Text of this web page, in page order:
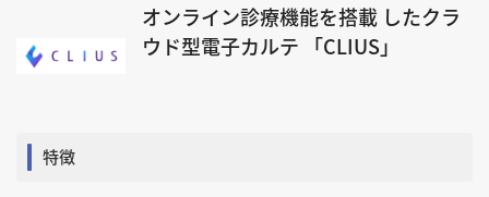
オンライン診療機能を搭載 したクラ
ウド型電子カルテ 「CLIUS」
特徴